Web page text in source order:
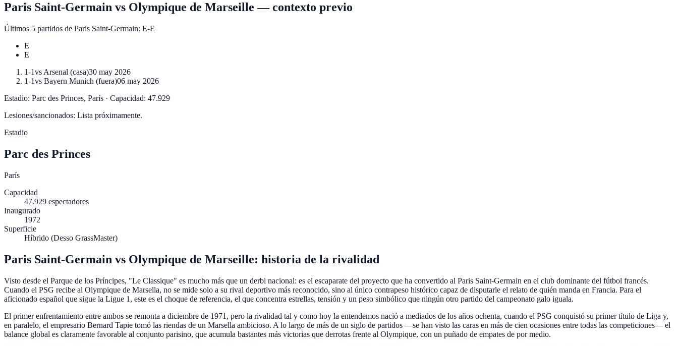
Paris Saint-Germain vs Olympique de Marseille —contexto previo
Últimos 5 partidos de Paris Saint-Germain: E-E
E
E
1-1vs Arsenal (casa)30 may 2026
1-1vs Bayern Munich (fuera)06 may 2026
Estadio: Parc des Princes, París · Capacidad: 47.929
Lesiones/sancionados: Lista próximamente.
Estadio
Parc des Princes
París
Capacidad
47.929 espectadores
Inaugurado
1972
Superficie
Híbrido (Desso GrassMaster)
Paris Saint-Germain vs Olympique de Marseille: historia de la rivalidad
Visto desde el Parque de los Príncipes, "Le Classique" es mucho más que un derbi nacional: es el escaparate del proyecto que ha convertido al Paris Saint-Germain en el club dominante del fútbol francés.
Cuando el PSG recibe al Olympique de Marsella, no se mide solo a su rival deportivo más reconocido, sino al único contrapeso histórico capaz de disputarle el relato de quién manda en Francia. Para el
aficionado español que sigue la Ligue 1, este es el choque de referencia, el que concentra estrellas, tensión y un peso simbólico que ningún otro partido del campeonato galo iguala.
El primer enfrentamiento entre ambos se remonta a diciembre de 1971, pero la rivalidad tal y como hoy la entendemos nació a mediados de los años ochenta, cuando el PSG conquistó su primer título de Liga y,
en paralelo, el empresario Bernard Tapie tomó las riendas de un Marsella ambicioso. A lo largo de más de un siglo de partidos —se han visto las caras en más de cien ocasiones entre todas las competiciones— el
balance global es claramente favorable al conjunto parisino, que acumula bastantes más victorias que derrotas frente al Olympique, con un puñado de empates de por medio.